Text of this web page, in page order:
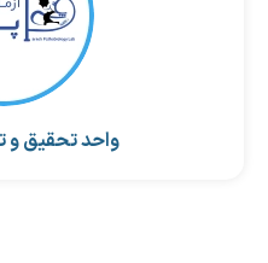
واحد تحقیق و